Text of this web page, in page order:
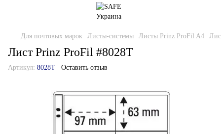
Для почтовых марок Листы-системы Листы Prinz ProFil A4
Лист Prinz ProFil #8028T
Артикул: 8028T Оставить отзыв